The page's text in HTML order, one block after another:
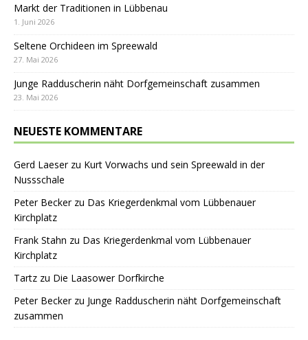
Markt der Traditionen in Lübbenau
1. Juni 2026
Seltene Orchideen im Spreewald
27. Mai 2026
Junge Radduscherin näht Dorfgemeinschaft zusammen
23. Mai 2026
NEUESTE KOMMENTARE
Gerd Laeserzu Kurt Vorwachs und sein Spreewald in der
Nussschale
Peter Beckerzu Das Kriegerdenkmal vom Lübbenauer
Kirchplatz
Frank Stahn zu Das Kriegerdenkmal vom Lübbenauer
Kirchplatz
Tartz zu Die Laasower Dorfkirche
Peter Beckerzu Junge Radduscherin näht Dorfgemeinschaft
zusammen